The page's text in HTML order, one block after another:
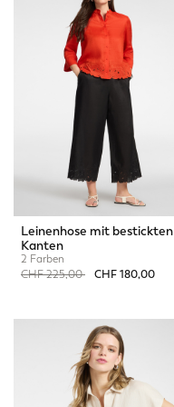
Leinenhose mit bestickten
Kanten
2 Farben
Price reduced from
CHF 225,00toCHF 180,00